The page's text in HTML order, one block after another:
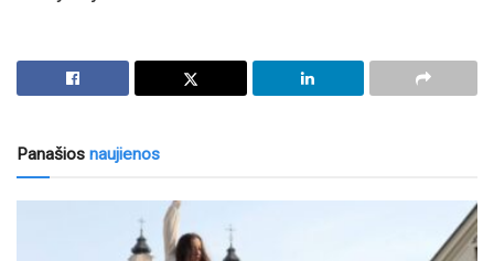
Panašios naujienos